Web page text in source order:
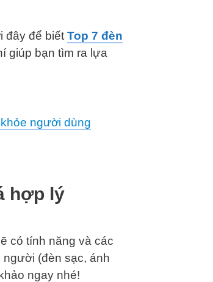
đây để biết Top 7 đèn
giúp bạn tìm ra lựa
người dùng
hợp lý
có tính năng và các
(đèn sạc, ánh
ngay nhé!